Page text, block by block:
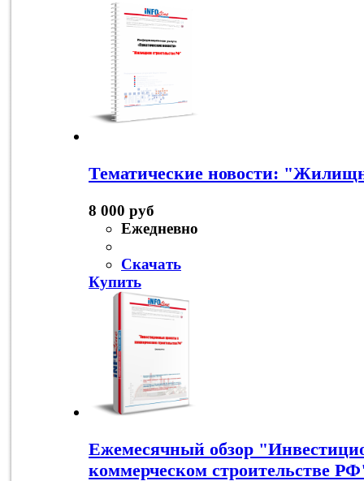
Тематические новости:
8 000 руб
Ежедневно
Скачать
Купить
Ежемесячный обзор
коммерческом строительстве